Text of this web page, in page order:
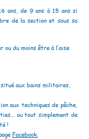
ans, de 9 ans à 15 ans si
de la section et sous sa
ou du moins être à l’aise
aux bains militaires,
aux techniques de pêche,
ou tout simplement de
!
Facebook.